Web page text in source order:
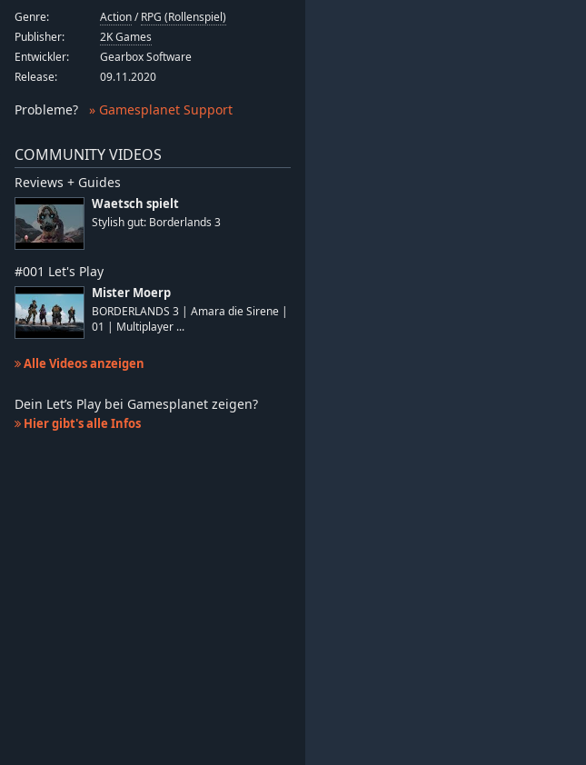
Genre: Action/RPG (Rollenspiel)
Publisher:
2K Games
Entwickler:
Gearbox Software
Release:
09.11.2020
Probleme? » Gamesplanet Support
COMMUNITY VIDEOS
Reviews + Guides
Waetsch spielt
Stylish gut: Borderlands 3
#001 Let's Play
Mister Moerp
BORDERLANDS 3 | Amara die Sirene |
01 | Multiplayer ...
Alle Videos anzeigen
Dein Let’s Play bei Gamesplanet zeigen?
Hier gibt's alle Infos